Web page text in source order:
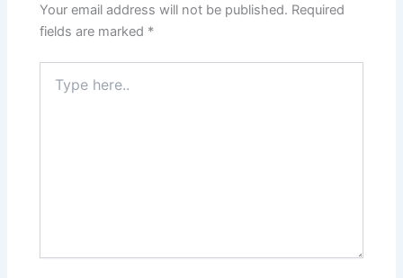
Your email address will not be published. Required
fields are marked *
here..